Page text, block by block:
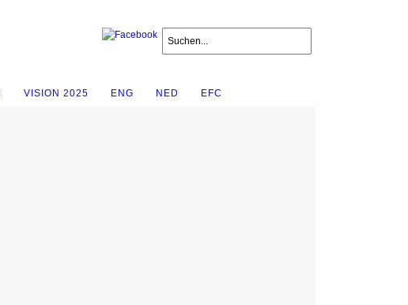
VISION 2025 ENG NED EFC